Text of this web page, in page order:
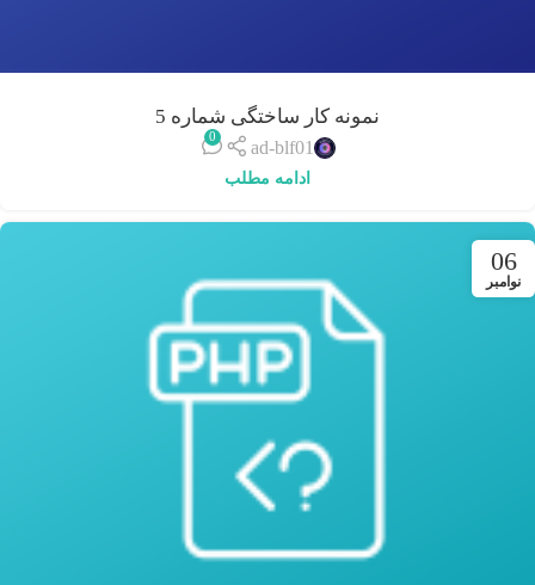
نمونه کار ساختگی شماره 5
ad-blf01
0
ادامه مطلب
06
نوامبر